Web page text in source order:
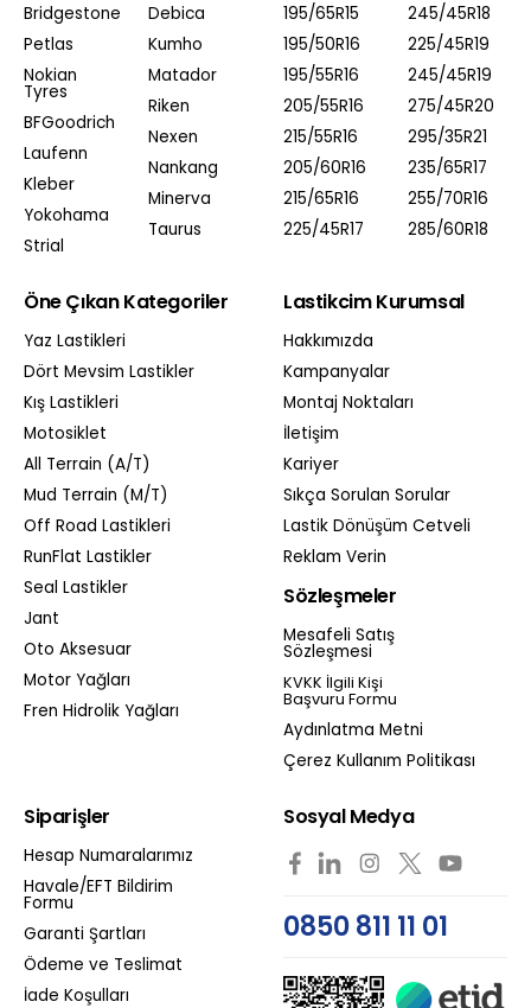
Bridgestone
Petlas
Nokian
Tyres
BFGoodrich
Laufenn
Kleber
Yokohama
Strial
Debica
Kumho
Matador
Riken
Nexen
Nankang
Minerva
Taurus
195/65R15
195/50R16
195/55R16
205/55R16
215/55R16
205/60R16
215/65R16
225/45R17
245/45R18
225/45R19
245/45R19
275/45R20
295/35R21
235/65R17
255/70R16
285/60R18
Öne Çıkan Kategoriler
Yaz Lastikleri
Dört Mevsim Lastikler
Kış Lastikleri
Motosiklet
All Terrain (A/T)
Mud Terrain (M/T)
Off Road Lastikleri
RunFlat Lastikler
Seal Lastikler
Jant
Oto Aksesuar
Motor Yağları
Fren Hidrolik Yağları
Lastikcim Kurumsal
Hakkımızda
Kampanyalar
Montaj Noktaları
İletişim
Kariyer
Sıkça Sorulan Sorular
Lastik Dönüşüm Cetveli
Reklam Verin
Sözleşmeler
Mesafeli Satış
Sözleşmesi
KVKK İlgili Kişi
Başvuru Formu
Aydınlatma Metni
Çerez Kullanım Politikası
Siparişler
Hesap Numaralarımız
Havale/EFT Bildirim
Formu
Garanti Şartları
Ödeme ve Teslimat
İade Koşulları
Sosyal Medya
0850 811 11 01